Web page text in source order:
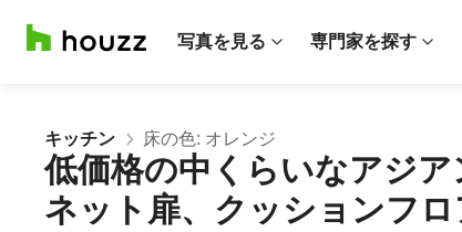
写真を見る 専門家を探す
キッチン 床の色: オレンジ
低価格の中くらいなアジ
ネット扉、クッションフ